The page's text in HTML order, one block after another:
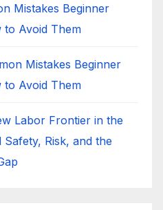
Mistakes Beginner
to Avoid Them
Mistakes Beginner
to Avoid Them
Labor Frontier in the
Risk, and the